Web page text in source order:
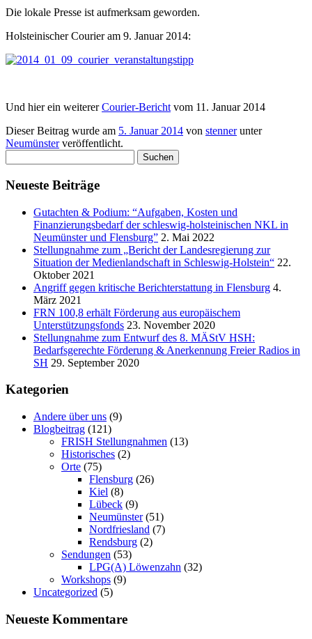
Die lokale Presse ist aufmerksam geworden.
Holsteinischer Courier am 9. Januar 2014:
Und hier ein weitererCourier-Bericht vom 11. Januar 2014
Dieser Beitrag wurde am 5. Januar 2014 von stennerunter
Neumünsterveröffentlicht.
nach:
Neueste Beiträge
Gutachten & Podium: “Aufgaben, Kosten und
Finanzierungsbedarf der schleswig-holsteinischen NKL in
Neumünster und Flensburg” 2. Mai 2022
Stellungnahme zum „Bericht der Landesregierung zur
Situation der Medienlandschaft in Schleswig-Holstein“ 22.
Oktober 2021
Angriff gegen kritische Berichterstattung in Flensburg 4.
März 2021
FRN 100,8 erhält Förderung aus europäischem
Unterstützungsfonds 23. November 2020
Stellungnahme zum Entwurf des 8. MÄStV HSH:
Bedarfsgerechte Förderung & Anerkennung Freier Radios in
SH 29. September 2020
Kategorien
Andere über uns (9)
Blogbeitrag (121)
FRISH Stellungnahmen (13)
Historisches (2)
Orte (75)
Flensburg (26)
Kiel (8)
Lübeck (9)
Neumünster(51)
Nordfriesland (7)
Rendsburg (2)
Sendungen (53)
LPG(A) Löwenzahn (32)
Workshops (9)
Uncategorized (5)
Neueste Kommentare